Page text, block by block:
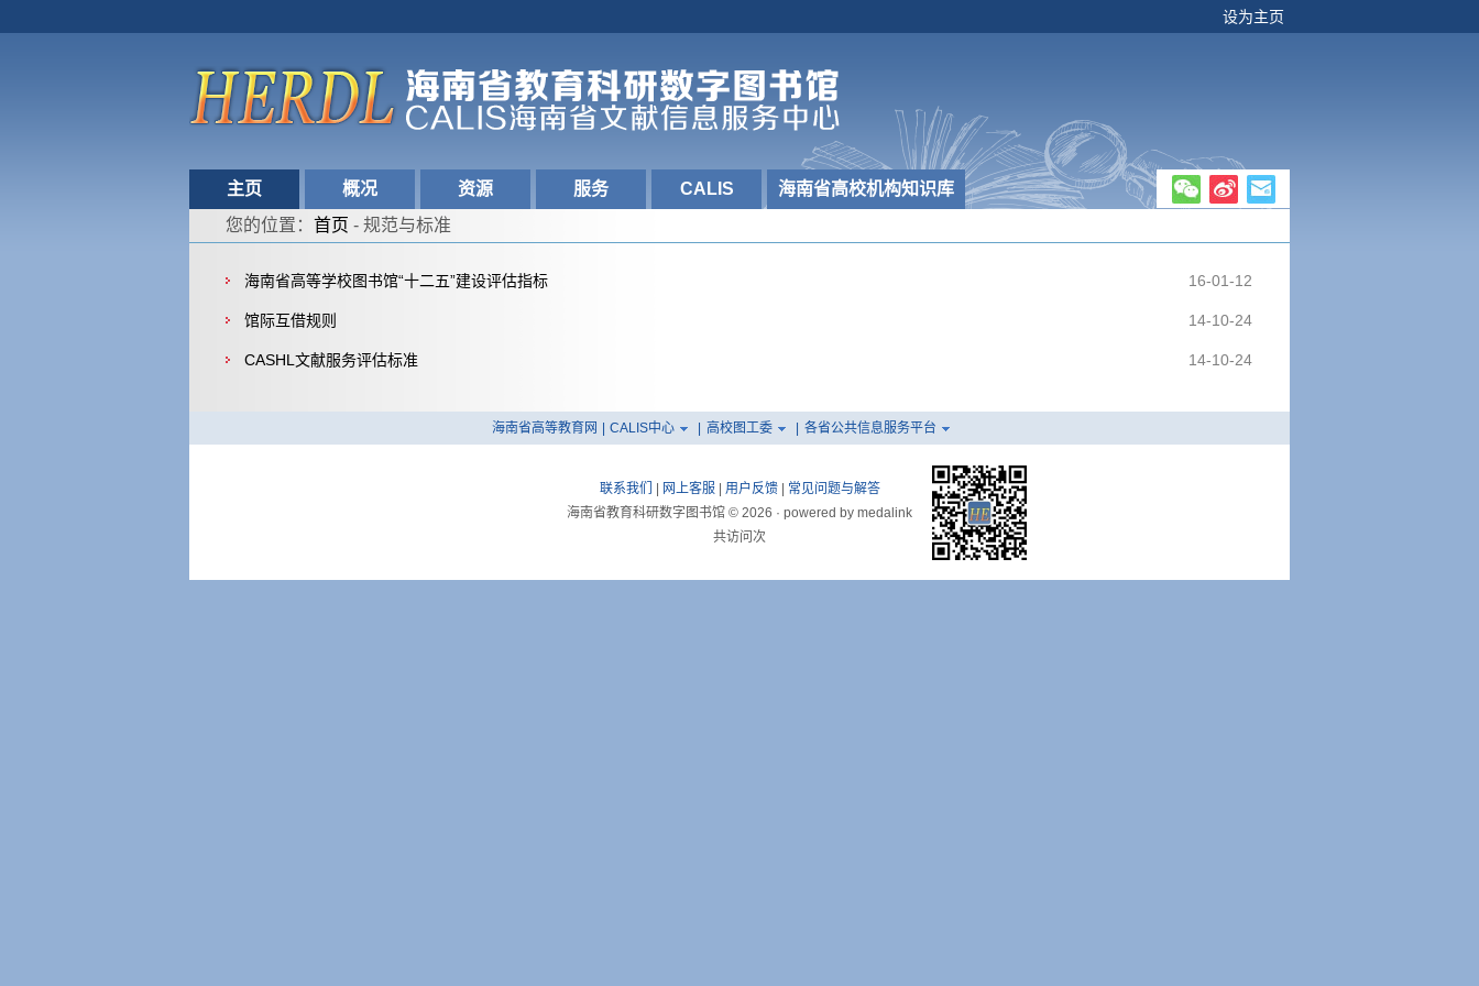
设为主页
主页 概况 资源 服务 CALIS
海南省高校机构知识库
您的位置： 首页 - 规范与标准
海南省高等学校图书馆“十二五”建设评估指标 16-01-12
馆际互借规则 14-10-24
CASHL文献服务评估标准 14-10-24
海南省高等教育网 CALIS中心 高校图工委 各省公共信息服务平台
联系我们 网上客服| 用户反馈|
常见问题与解答
海南省教育科研数字图书馆 © 2026 · powered by medalink
共访问 次